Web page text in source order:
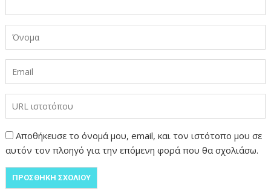
Αποθήκευσε το όνομά μου, email, και τον ιστότοπο μου σε
αυτόν τον πλοηγό για την επόμενη φορά που θα σχολιάσω.